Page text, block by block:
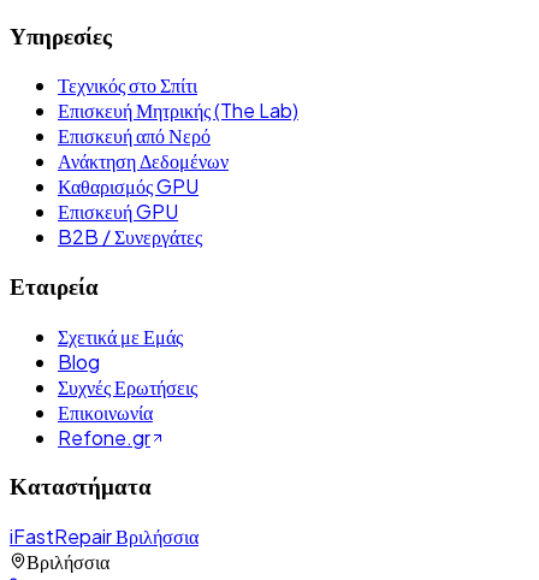
Υπηρεσίες
Τεχνικός στο Σπίτι
Επισκευή Μητρικής (The Lab)
Επισκευή από Νερό
Ανάκτηση Δεδομένων
Καθαρισμός GPU
Επισκευή GPU
B2B / Συνεργάτες
Εταιρεία
Σχετικά με Εμάς
Blog
Συχνές Ερωτήσεις
Επικοινωνία
Refone.gr
Καταστήματα
iFastRepair Βριλήσσια
Βριλήσσια